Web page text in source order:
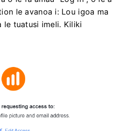
le avanoa i: Lou igoa ma
le tuatusi imeli. Kiliki